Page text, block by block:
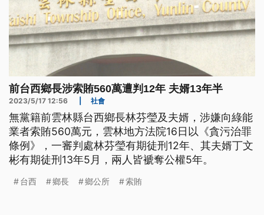
前台西鄉長涉索賄560萬遭判12年 夫婿13年半
2023/5/17 12:56 社會
無黨籍前雲林縣台西鄉長林芬瑩及夫婿，涉嫌向綠能
業者索賄560萬元，雲林地方法院16日以《貪污治罪
條例》，一審判處林芬瑩有期徒刑12年、其夫婿丁文
彬有期徒刑13年5月，兩人皆褫奪公權5年。
台西 鄉長 鄉公所 索賄